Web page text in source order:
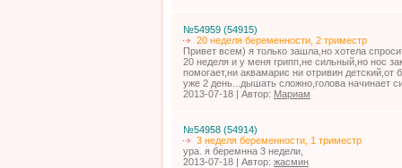
№54959 (54915)
20 неделя беременности, 2 триместр
Привет всем) я только зашла,но хотела
20 неделя и у меня грипп,не сильный,но нос
помогает,ни аквамарис ни отривин
уже 2 день...дышать сложно,голова начинает
2013-07-18 | Автор: Мариам
№54958 (54914)
3 неделя беременности, 1 триместр
ура. я беремнна 3 недели,
2013-07-18 | Автор: жасмин